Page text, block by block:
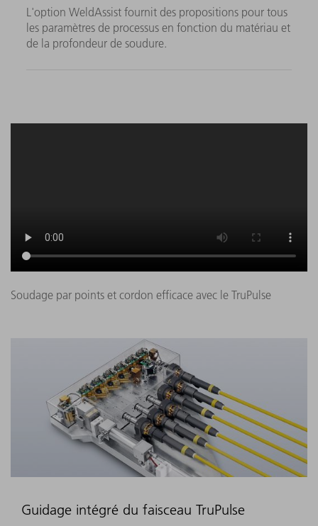
L'option WeldAssist fournit des propositions pour tous
les paramètres de processus en fonction du matériau et
de la profondeur de soudure.
Soudage par points et cordon efficace avec le TruPulse
Guidage intégré du faisceau TruPulse